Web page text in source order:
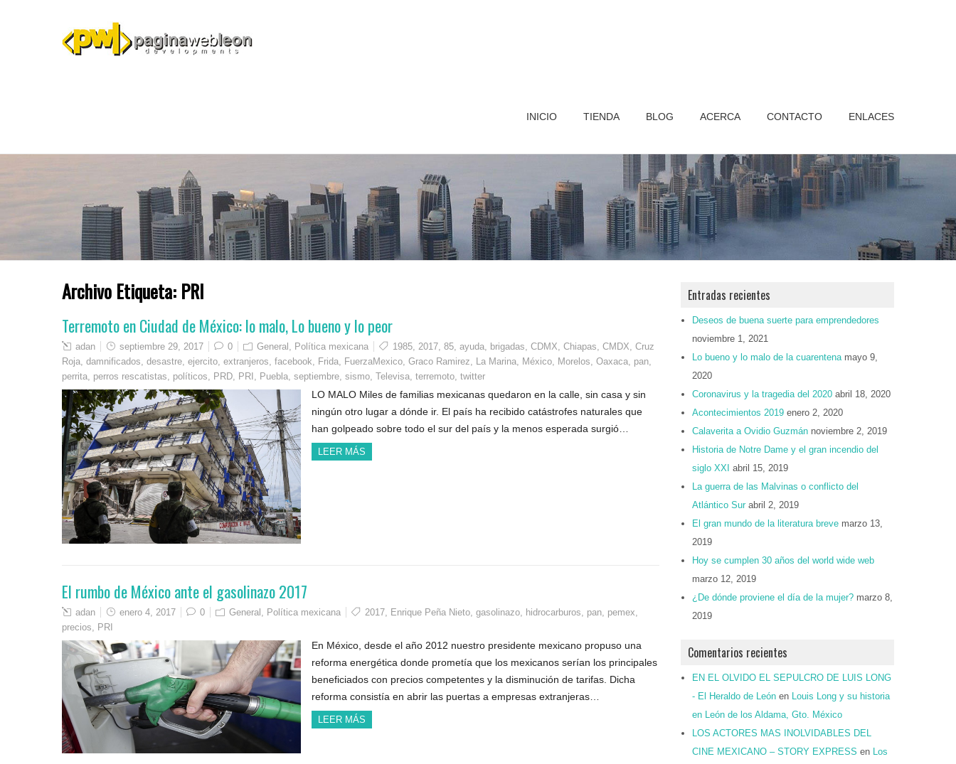
INICIO TIENDA BLOG ACERCA CONTACTO ENLACES
Archivo Etiqueta: PRI
Terremoto en Ciudad de México: lo malo, Lo bueno y lo peor
adan septiembre 29, 2017 0 General , Política mexicana 1985, 2017, 85, ayuda, brigadas, CDMX, Chiapas, CMDX, Cruz
Roja, damnificados, desastre, ejercito, extranjeros, facebook, Frida, FuerzaMexico, Graco Ramirez, La Marina, México, Morelos, Oaxaca, pan,
perrita, perros rescatistas, políticos, PRD, PRI , Puebla, septiembre, sismo, Televisa, terremoto, twitter
LO MALO Miles de familias mexicanas quedaron en la calle, sin casa y sin
ningún otro lugar a dónde ir. El país ha recibido catástrofes naturales que
han golpeado sobre todo el sur del país y la menos esperada surgió…
LEER MÁS
El rumbo de México ante el gasolinazo 2017
adan enero 4, 2017 0 General Política mexicana 2017 Enrique Peña Nieto gasolinazo hidrocarburos pan pemex
precios
PRI
En México, desde el año 2012 nuestro presidente mexicano propuso una
reforma energética donde prometía que los mexicanos serían los principales
beneficiados con precios competentes y la disminución de tarifas. Dicha
reforma consistía en abrir las puertas a empresas extranjeras…
LEER MÁS
Entradas recientes
Deseos de buena suerte para emprendedores
noviembre 1, 2021
Lo bueno y lo malo de la cuarentena mayo 9,
2020
Coronavirus y la tragedia del 2020 abril 18, 2020
Acontecimientos 2019 enero 2, 2020
Calaverita a Ovidio Guzmán noviembre 2, 2019
Historia de Notre Dame y el gran incendio del
siglo XXI abril 15, 2019
La guerra de las Malvinas o conflicto del
Atlántico Sur abril 2, 2019
El gran mundo de la literatura breve marzo 13,
2019
Hoy se cumplen 30 años del world wide web
marzo 12, 2019
¿De dónde proviene el día de la mujer? marzo 8,
2019
Comentarios recientes
EN EL OLVIDO EL SEPULCRO DE LUIS LONG
- El Heraldo de León en Louis Long y su historia
en León de los Aldama, Gto. México
LOS ACTORES MAS INOLVIDABLES DEL
CINE MEXICANO – STORY EXPRESS en Los